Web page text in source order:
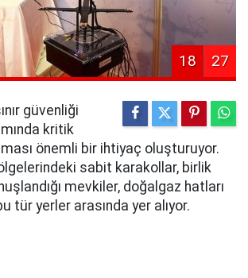
18 27
güvenliği
kritik
önemli bir ihtiyaç oluşturuyor.
sabit karakollar, birlik
mevkiler, doğalgaz hatları
tür yerler arasında yer alıyor.